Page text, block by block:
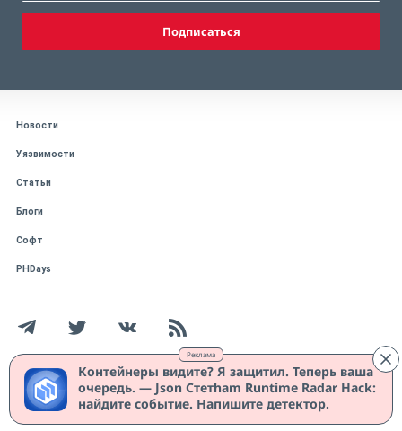
Реклама
Контейнеры видите? Я защитил. Теперь ваша
очередь. — Json Стетham Runtime Radar Hack:
найдите событие. Напишите детектор.
Подписаться
Новости
Уязвимости
Статьи
Блоги
Софт
PHDays
Работает на CMS "1С-Битрикс: Управление сайтом"
Защищено CURATOR